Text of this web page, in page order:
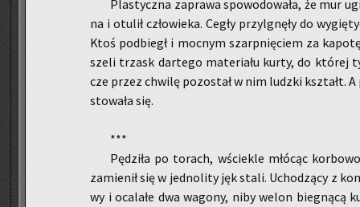
Pla­stycz­na za­pra­wa spo­wo­do­wa­ła, że mur
na i otu­lił czło­wie­ka. Cegły przy­lgnę­ły do
Ktoś pod­biegł i moc­nym szarp­nię­ciem za
sze­li trzask dar­te­go ma­te­ria­łu kurty, do któ­rej
cze przez chwi­lę po­zo­stał w nim ludz­ki kształt.
sto­wa­ła się.
***
Pę­dzi­ła po to­rach, wście­kle młó­cąc
za­mie­nił się w jed­no­li­ty jęk stali. Ucho­dzą­cy z
wy i oca­la­łe dwa wa­go­ny, niby welon bie­gną­cą